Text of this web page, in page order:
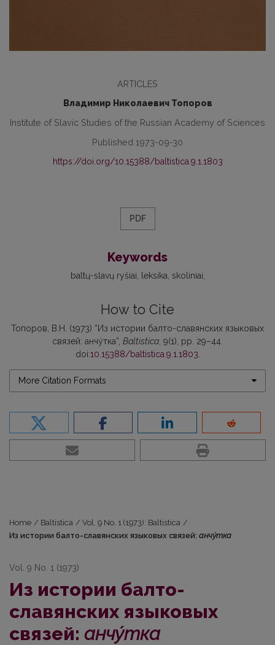
ARTICLES
Владимир Николаевич Топоров
Institute of Slavic Studies of the Russian Academy of Sciences
Published 1973-09-30
https://doi.org/10.15388/baltistica.9.1.1803
PDF
Keywords
baltų-slavų ryšiai leksika skoliniai
How to Cite
Топоров, В.Н. (1973) “Из истории балто-славянских языковых
связей: анчу́тка”, Baltistica , 9(1), pp. 29–44.
doi:10.15388/baltistica.9.1.1803
More Citation Formats
Home / Baltistica / Vol. 9 No. 1 (1973): Baltistica /
Из истории балто-славянских языковых связей: анчу́тка
Vol. 9 No. 1 (1973)
Из истории балто-
славянских языковых
связей: анчу́тка